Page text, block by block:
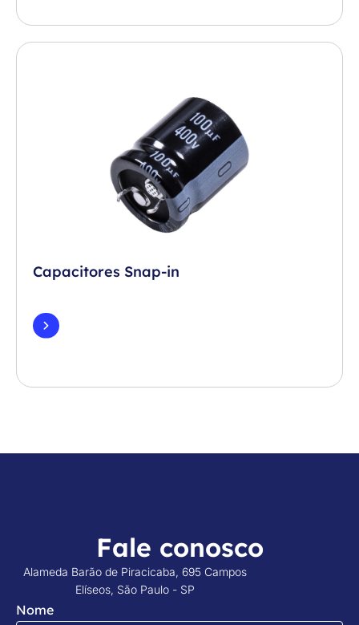
Capacitores Snap-in
Fale conosco
Alameda Barão de Piracicaba, 695 Campos
Elíseos, São Paulo - SP
Nome